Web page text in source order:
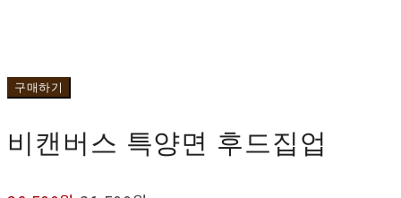
구매하기
비캔버스 특양면 후드집업